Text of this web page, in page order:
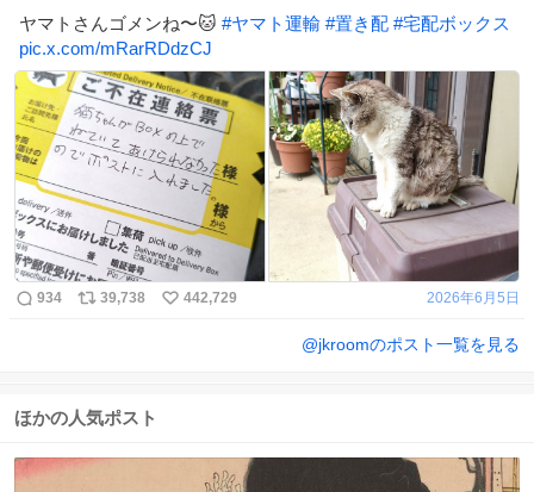
ヤマトさんゴメンね〜🐱 #ヤマト運輸 #置き配 #宅配ボックス
pic.x.com/mRarRDdzCJ
934 39,738 442,729 2026年6月5日
@jkroomのポスト一覧を見る
ほかの人気ポスト